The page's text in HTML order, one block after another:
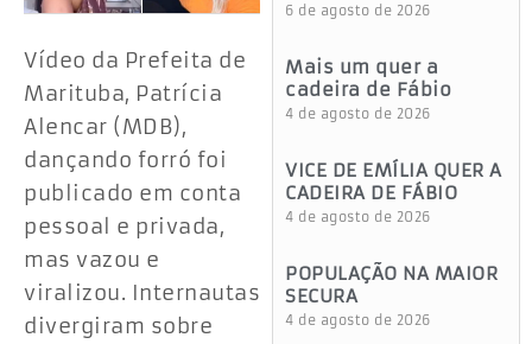
Vídeo da Prefeita de
Marituba, Patrícia
Alencar (MDB),
dançando forró foi
publicado em conta
pessoal e privada,
mas vazou e
viralizou. Internautas
divergiram sobre
6 de agosto de 2026
Mais um quer a
cadeira de Fábio
4 de agosto de 2026
VICE DE EMÍLIA QUER A
CADEIRA DE FÁBIO
4 de agosto de 2026
POPULAÇÃO NA MAIOR
SECURA
4 de agosto de 2026